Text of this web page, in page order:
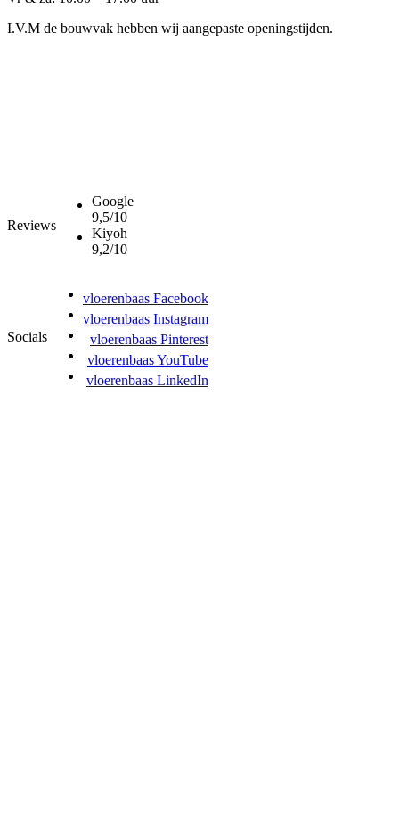
I.V.M de bouwvak hebben wij aangepaste openingstijden.
Reviews
Google
9,5/10
Kiyoh
9,2/10
Socials
vloerenbaas Facebook
vloerenbaas Instagram
vloerenbaas Pinterest
vloerenbaas YouTube
vloerenbaas LinkedIn